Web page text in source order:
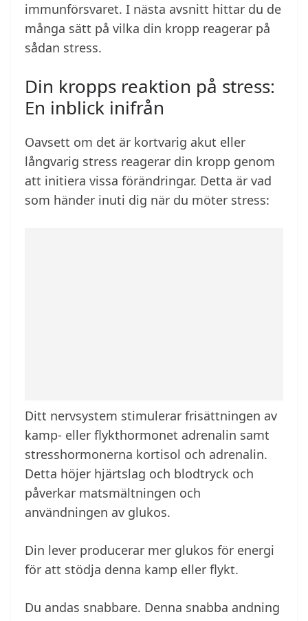
immunförsvaret. I nästa avsnitt hittar du de
många sätt på vilka din kropp reagerar på
sådan stress.
Din kropps reaktion på stress:
En inblick inifrån
Oavsett om det är kortvarig akut eller
långvarig stress reagerar din kropp genom
att initiera vissa förändringar. Detta är vad
som händer inuti dig när du möter stress:
Ditt nervsystem stimulerar frisättningen av
kamp- eller flykthormonet adrenalin samt
stresshormonerna kortisol och adrenalin.
Detta höjer hjärtslag och blodtryck och
påverkar matsmältningen och
användningen av glukos.
Din lever producerar mer glukos för energi
för att stödja denna kamp eller flykt.
Du andas snabbare. Denna snabba andning